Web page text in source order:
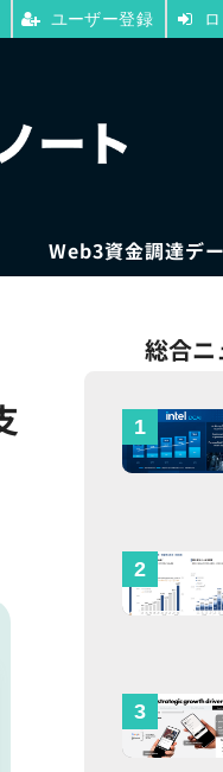
Web3資金調達デ
総合ニ
ユーザー登録